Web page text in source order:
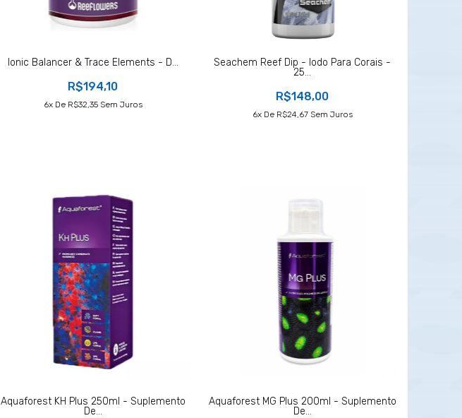
Ionic Balancer & Trace Elements - D...
R$194,10
6X De R$32,35Sem Juros
Seachem Reef Dip - Iodo Para Corais -
25...
R$148,00
6X De R$24,67Sem Juros
Aquaforest KH Plus 250ml - Suplemento
De...
Aquaforest MG Plus 200ml - Suplemento
De...